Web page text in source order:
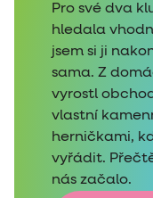
Pro své dva
hledala
jsem si ji
sama. Z
vyrostl
vlastní
herničkami,
vyřádit.
nás začalo.